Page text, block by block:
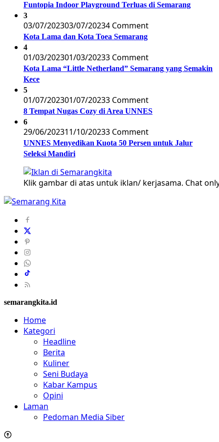
Funtopia Indoor Playground Terluas di Semarang
3
03/07/202303/07/20234 Comment
Kota Lama dan Kota Toea Semarang
4
01/03/202301/03/20233 Comment
Kota Lama “Little Netherland” Semarang yang Semakin
Kece
5
01/07/202301/07/20233 Comment
8 Tempat Nugas Cozy di Area UNNES
6
29/06/202311/10/20233 Comment
UNNES Menyedikan Kuota 50 Persen untuk Jalur
Seleksi Mandiri
Klik gambar di atas untuk iklan/ kerjasama. Chat
semarangkita.id
Home
Kategori
Headline
Berita
Kuliner
Seni Budaya
Kabar Kampus
Opini
Laman
Pedoman Media Siber